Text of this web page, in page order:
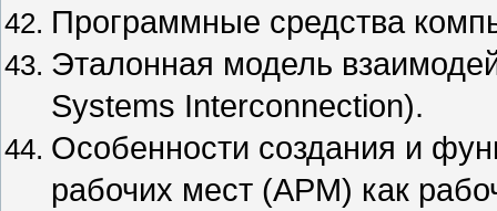
Программные средства
Эталонная модель
Systems Interconnection).
Особенности создания и
рабочих мест (АРМ) как